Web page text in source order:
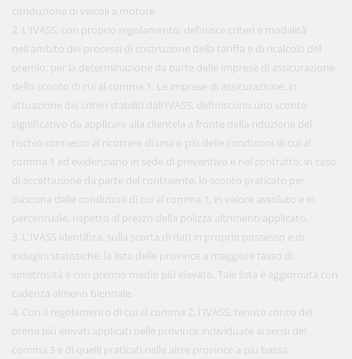
conduzione di veicoli a motore.
2. L'IVASS, con proprio regolamento, definisce criteri e modalità
nell'ambito dei processi di costruzione della tariffa e di ricalcolo del
premio, per la determinazione da parte delle imprese di assicurazione
dello sconto di cui al comma 1. Le imprese di assicurazione, in
attuazione dei criteri stabiliti dall'IVASS, definiscono uno sconto
significativo da applicare alla clientela a fronte della riduzione del
rischio connesso al ricorrere di una o più delle condizioni di cui al
comma 1 ed evidenziano in sede di preventivo e nel contratto, in caso
di accettazione da parte del contraente, lo sconto praticato per
ciascuna delle condizioni di cui al comma 1, in valore assoluto e in
percentuale, rispetto al prezzo della polizza altrimenti applicato.
3. L'IVASS identifica, sulla scorta di dati in proprio possesso e di
indagini statistiche, la lista delle province a maggiore tasso di
sinistrosità e con premio medio più elevato. Tale lista è aggiornata con
cadenza almeno biennale.
4. Con il regolamento di cui al comma 2, l'IVASS, tenuto conto dei
premi più elevati applicati nelle province individuate ai sensi del
comma 3 e di quelli praticati nelle altre province a più bassa